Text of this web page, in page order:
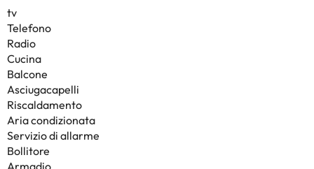
tv
Telefono
Radio
Cucina
Balcone
Asciugacapelli
Riscaldamento
Aria condizionata
Servizio di allarme
Bollitore
Armadio